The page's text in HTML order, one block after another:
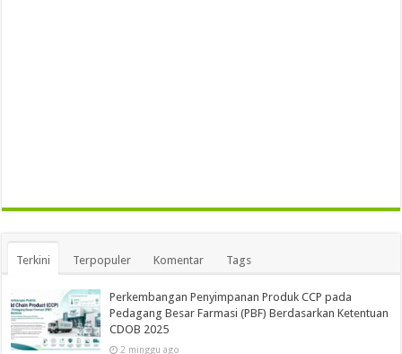
Terkini Terpopuler Komentar Tags
Perkembangan Penyimpanan Produk CCP pada
Pedagang Besar Farmasi (PBF) Berdasarkan Ketentuan
CDOB 2025
2 minggu ago